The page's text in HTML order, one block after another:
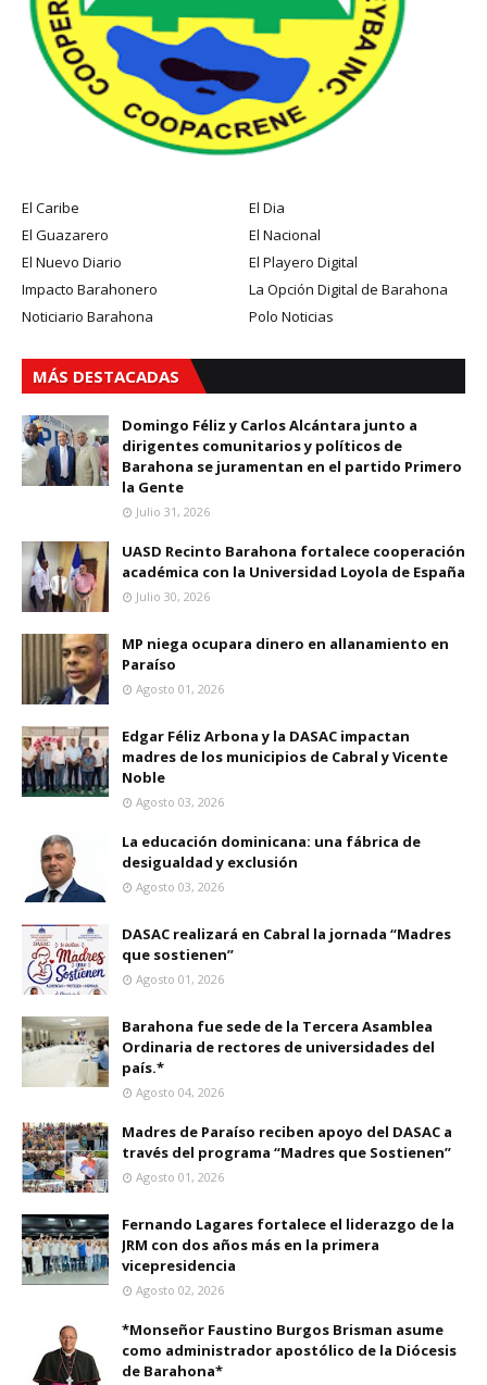
El Caribe
El Dia
El Guazarero
El Nacional
El Nuevo Diario
El Playero Digital
Impacto Barahonero
La Opción Digital de Barahona
Noticiario Barahona
Polo Noticias
MÁS DESTACADAS
Domingo Féliz y Carlos Alcántara junto a
dirigentes comunitarios y políticos de
Barahona se juramentan en el partido Primero
la Gente
Julio 31, 2026
UASD Recinto Barahona fortalece cooperación
académica con la Universidad Loyola de España
Julio 30, 2026
MP niega ocupara dinero en allanamiento en
Paraíso
Agosto 01, 2026
Edgar Féliz Arbona y la DASAC impactan
madres de los municipios de Cabral y Vicente
Noble
Agosto 03, 2026
La educación dominicana: una fábrica de
desigualdad y exclusión
Agosto 03, 2026
DASAC realizará en Cabral la jornada “Madres
que sostienen”
Agosto 01, 2026
Barahona fue sede de la Tercera Asamblea
Ordinaria de rectores de universidades del
país.*
Agosto 04, 2026
Madres de Paraíso reciben apoyo del DASAC a
través del programa “Madres que Sostienen”
Agosto 01, 2026
Fernando Lagares fortalece el liderazgo de la
JRM con dos años más en la primera
vicepresidencia
Agosto 02, 2026
*Monseñor Faustino Burgos Brisman asume
como administrador apostólico de la Diócesis
de Barahona*